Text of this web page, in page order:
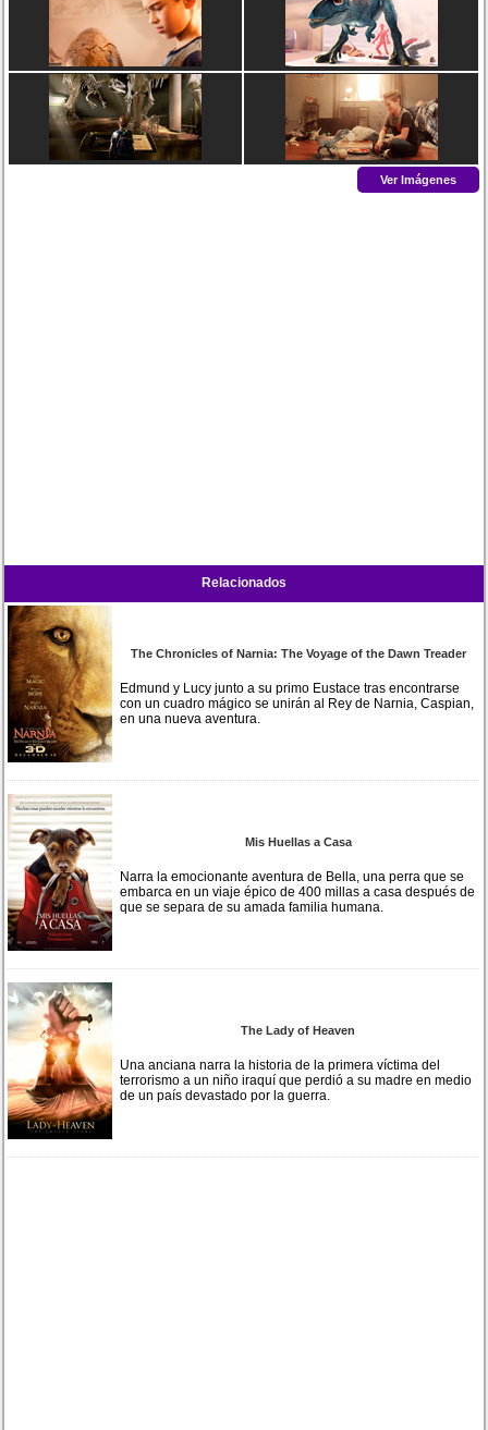
Ver Imágenes
Relacionados
The Chronicles of Narnia: The Voyage of the Dawn Treader
Edmund y Lucy junto a su primo Eustace tras encontrarse
con un cuadro mágico se unirán al Rey de Narnia, Caspian,
en una nueva aventura.
Mis Huellas a Casa
Narra la emocionante aventura de Bella, una perra que se
embarca en un viaje épico de 400 millas a casa después de
que se separa de su amada familia humana.
The Lady of Heaven
Una anciana narra la historia de la primera víctima del
terrorismo a un niño iraquí que perdió a su madre en medio
de un país devastado por la guerra.